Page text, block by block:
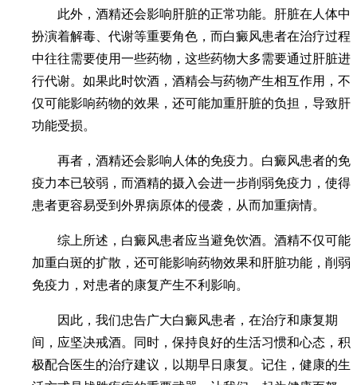
此外，酒精还会影响肝脏的正常功能。肝脏在人体中
扮演着解毒、代谢等重要角色，而白癜风患者在治疗过程
中往往需要使用一些药物，这些药物大多需要通过肝脏进
行代谢。如果此时饮酒，酒精会与药物产生相互作用，不
仅可能影响药物的效果，还可能加重肝脏的负担，导致肝
功能受损。
再者，酒精还会影响人体的免疫力。白癜风患者的免
疫力本已较弱，而酒精的摄入会进一步削弱免疫力，使得
患者更容易受到外界病原体的侵袭，从而加重病情。
综上所述，白癜风患者应当避免饮酒。酒精不仅可能
加重白斑的扩散，还可能影响药物效果和肝脏功能，削弱
免疫力，对患者的康复产生不利影响。
因此，我们忠告广大白癜风患者，在治疗和康复期
间，应坚决戒酒。同时，保持良好的生活习惯和心态，积
极配合医生的治疗建议，以期早日康复。记住，健康的生